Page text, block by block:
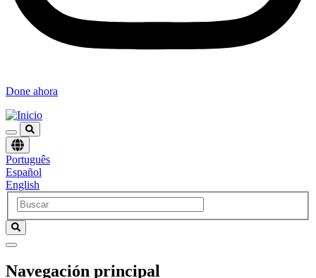
Done ahora
Elegir
un
idioma
Português
Español
English
Navegación principal